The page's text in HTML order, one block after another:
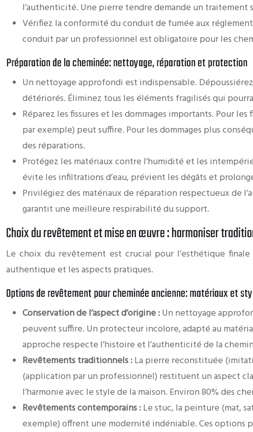
l’authenticité. Une pierre tendre demande un traitement
Vérifiez la conformité du conduit de fumée aux
conduit par un professionnel est obligatoire pour les
Préparation de la cheminée: nettoyage, réparation et protection
Un nettoyage approfondi est indispensable.
détériorés. Éliminez tous les éléments fragilisés qui
Réparez les fissures et les dommages importants. Pour
par exemple) peut suffire. Pour les dommages plus
des réparations.
Protégez les matériaux contre l’humidité et les
évite les infiltrations d’eau, prévient les dégâts et
Privilégiez des matériaux de réparation respectueux de
garantit une meilleure respirabilité du support.
Choix du revêtement et mise en œuvre : harmoniser
Le choix du revêtement est crucial pour l’esthétique
authentique et les aspects pratiques.
Options de revêtement pour cheminée ancienne: matériaux et
Conservation de l’aspect d’origine :Un nettoyage
peuvent suffire. Un protecteur incolore, adapté au
approche respecte l’histoire et l’authenticité de la
Revêtements traditionnels :La pierre reconstituée
(application par un professionnel) restituent un aspect
l’harmonie avec le style de la maison. Environ 80% des
Revêtements contemporains :Le stuc, la peinture (mat,
exemple) offrent une modernité indéniable. Ces options